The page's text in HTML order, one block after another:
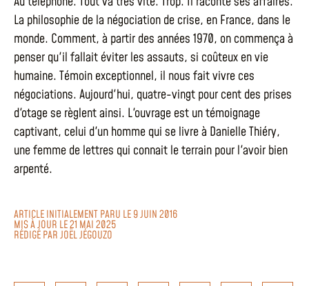
La philosophie de la négociation de crise, en France, dans le
monde. Comment, à partir des années 1970, on commença à
penser qu'il fallait éviter les assauts, si coûteux en vie
humaine. Témoin exceptionnel, il nous fait vivre ces
négociations. Aujourd'hui, quatre-vingt pour cent des prises
d'otage se règlent ainsi. L'ouvrage est un témoignage
captivant, celui d'un homme qui se livre à Danielle Thiéry,
une femme de lettres qui connait le terrain pour l'avoir bien
arpenté.
ARTICLE INITIALEMENT PARU LE 9 JUIN 2016
MIS À JOUR LE 21 MAI 2025
RÉDIGÉ PARJOËL JÉGOUZO